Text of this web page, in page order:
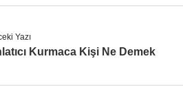
Yazı
Kurmaca Kişi Ne Demek